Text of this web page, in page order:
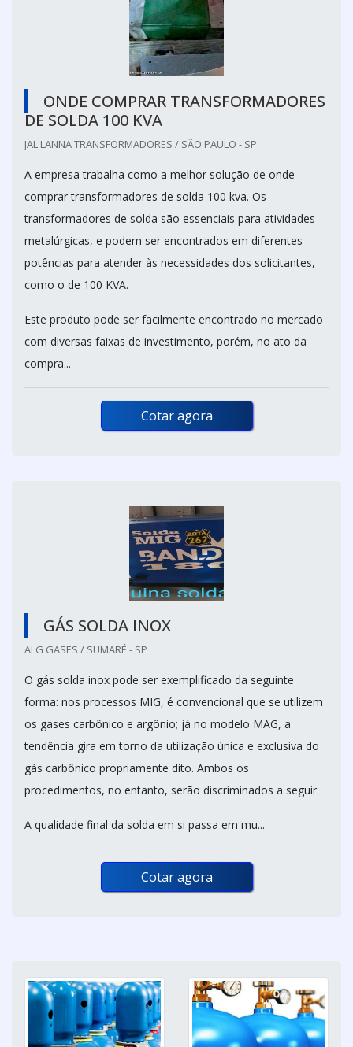
ONDE COMPRAR TRANSFORMADORES
DE SOLDA 100 KVA
JAL LANNA TRANSFORMADORES / SÃO PAULO - SP
A empresa trabalha como a melhor solução de onde
comprar transformadores de solda 100 kva. Os
transformadores de solda são essenciais para atividades
metalúrgicas, e podem ser encontrados em diferentes
potências para atender às necessidades dos solicitantes,
como o de 100 KVA.
Este produto pode ser facilmente encontrado no mercado
com diversas faixas de investimento, porém, no ato da
compra...
Cotar agora
GÁS SOLDA INOX
ALG GASES / SUMARÉ - SP
O gás solda inox pode ser exemplificado da seguinte
forma: nos processos MIG, é convencional que se utilizem
os gases carbônico e argônio; já no modelo MAG, a
tendência gira em torno da utilização única e exclusiva do
gás carbônico propriamente dito. Ambos os
procedimentos, no entanto, serão discriminados a seguir.
A qualidade final da solda em si passa em mu...
Cotar agora